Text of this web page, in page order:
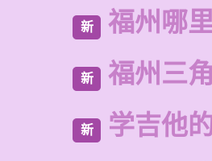
新 福州哪
新 福州三
新 学吉他